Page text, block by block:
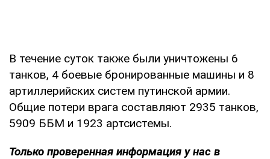
В течение суток также были уничтожены 6
танков, 4 боевые бронированные машины и 8
артиллерийских систем путинской армии.
Общие потери врага составляют 2935 танков,
5909 ББМ и 1923 артсистемы.
Только проверенная информация у нас в